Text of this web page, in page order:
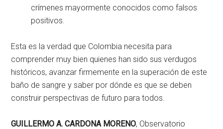
crímenes mayormente conocidos como falsos
positivos.
Esta es la verdad que Colombia necesita para
comprender muy bien quienes han sido sus verdugos
históricos, avanzar firmemente en la superación de este
baño de sangre y saber por dónde es que se deben
construir perspectivas de futuro para todos.
GUILLERMO A. CARDONA MORENO, Observatorio